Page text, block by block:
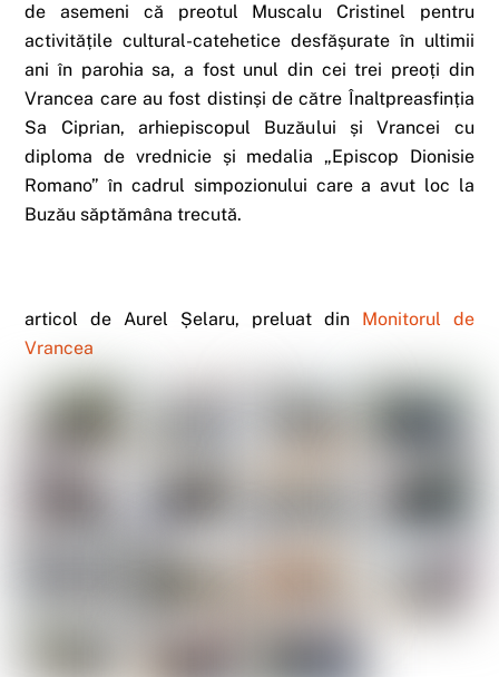
de asemeni că preotul Muscalu Cristinel pentru
activitățile cultural-catehetice desfășurate în ultimii
ani în parohia sa, a fost unul din cei trei preoți din
Vrancea care au fost distinși de către Înaltpreasfinția
Sa Ciprian, arhiepiscopul Buzăului și Vrancei cu
diploma de vrednicie și medalia „Episcop Dionisie
Romano” în cadrul simpozionului care a avut loc la
Buzău săptămâna trecută.
articol de Aurel Șelaru, preluat din Monitorul de
Vrancea